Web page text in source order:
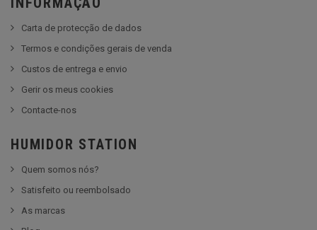
Carta de protecção de dados
Termos e condições gerais de venda
Custos de entrega e envio
Gerir os meus cookies
Contacte-nos
HUMIDOR STATION
Quem somos nós?
Satisfeito ou reembolsado
As marcas